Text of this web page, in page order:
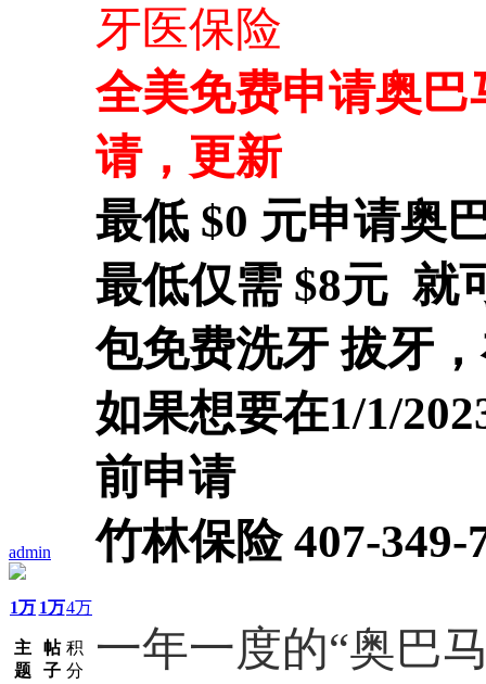
admin
1万
主
题
1万
帖
子
4万
积
分
牙医保险
全美免费申请奥
请，更新
最低 $0 元申请奥
最低仅需 $8元 就
包免费洗牙 拔牙
如果想要在1/1/
前申请
竹林保险 407-349-
一年一度的“奥巴